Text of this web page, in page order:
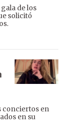
de los
solicitó
conciertos en
en su